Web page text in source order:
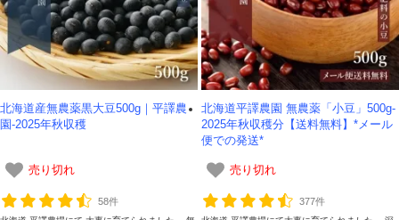
北海道産無農薬黒大豆500g｜平譯農
園-2025年秋収穫
売り切れ
58件
北海道平譯農園 無農薬「小豆」500g-
2025年秋収穫分【送料無料】*メール
便での発送*
売り切れ
377件